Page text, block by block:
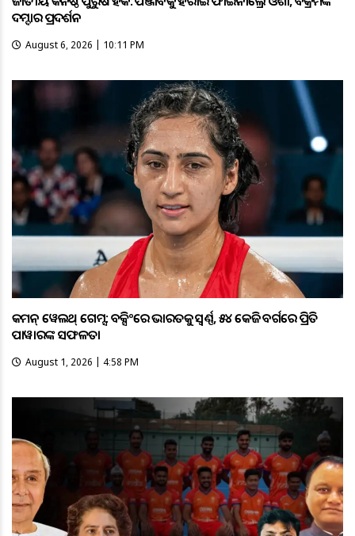
ଦମ୍ଦାର ପ୍ରଦର୍ଶନ
August 6, 2026 | 10:11 PM
କମନ୍ ୱେଲଥ୍ ଗେମ୍ସ: ବକ୍ସିଂରେ ଭାରତକୁ ସ୍ବର୍ଣ୍ଣ, ୫୪ କେଜି ବର୍ଗରେ ପ୍ରିତି
ପାୱାରଙ୍କ ସଫଳତା
August 1, 2026 | 4:58 PM